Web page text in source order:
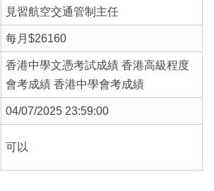
見習航空交通管制主任
每月$26160
香港中學文憑考試成績 香港高級程度
會考成績 香港中學會考成績
04/07/2025 23:59:00
可以